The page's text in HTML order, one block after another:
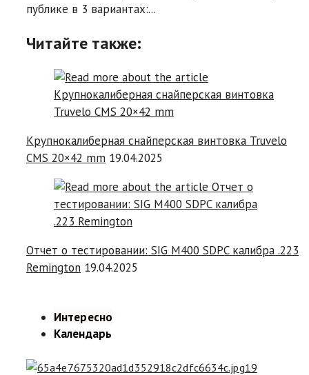
публике в 3 вариантах:...
Читайте также:
Крупнокалиберная снайперская винтовка Truvelo
CMS 20×42 mm 19.04.2025
Отчет о тестировании: SIG M400 SDPC калибра .223
Remington 19.04.2025
Интересно
Календарь
19